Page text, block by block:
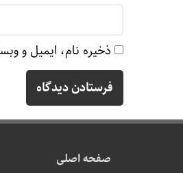
ذخیره نام، ایمیل و
صفحه اصلی